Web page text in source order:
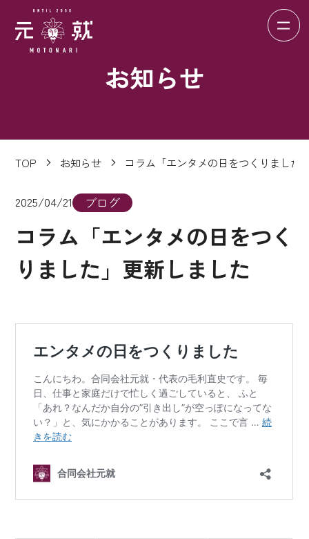
お知らせ
TOP お知らせ コラム「エンタメの日をつくりました
2025/04/21 ブログ
コラム「エンタメの日をつく
りました」更新しました